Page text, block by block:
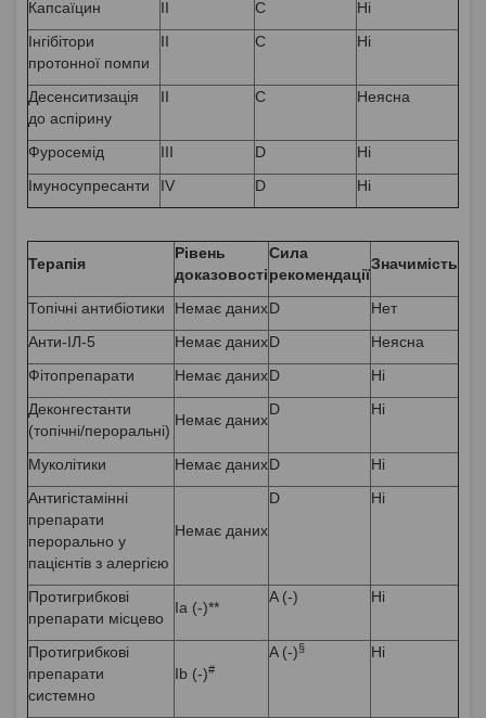
Капсаїцин II C
Ні
Інгібітори
протонної помпи
II C Ні
Десенситизація
до аспірину
II C Неясна
Фуросемід III D
Ні
Імуносупресанти
IV D Ні
Терапія
Рівень
доказовості
Сила
рекомендації
Значимість
Топічні антибіотики Немає данихD
Нет
Анти-ІЛ-5
Немає данихD
Неясна
Фітопрепарати
Немає данихD
Ні
Деконгестанти
(топічні/пероральні)
Немає даних
D Ні
Муколітики Немає данихD
Ні
Антигістамінні
препарати
перорально у
пацієнтів з алергією
Немає даних
D Ні
Протигрибкові
препарати місцево
Ia (-)**
A (-) Ні
Протигрибкові
препарати
системно
Ib (-)#
A (-)§ Ні